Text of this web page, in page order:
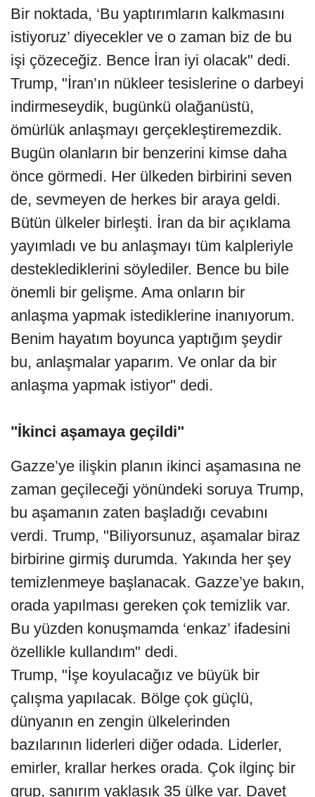
Bir noktada, ‘Bu yaptırımların kalkmasını
istiyoruz’ diyecekler ve o zaman biz de bu
işi çözeceğiz. Bence İran iyi olacak" dedi.
Trump, "İran’ın nükleer tesislerine o darbeyi
indirmeseydik, bugünkü olağanüstü,
ömürlük anlaşmayı gerçekleştiremezdik.
Bugün olanların bir benzerini kimse daha
önce görmedi. Her ülkeden birbirini seven
de, sevmeyen de herkes bir araya geldi.
Bütün ülkeler birleşti. İran da bir açıklama
yayımladı ve bu anlaşmayı tüm kalpleriyle
desteklediklerini söylediler. Bence bu bile
önemli bir gelişme. Ama onların bir
anlaşma yapmak istediklerine inanıyorum.
Benim hayatım boyunca yaptığım şeydir
bu, anlaşmalar yaparım. Ve onlar da bir
anlaşma yapmak istiyor" dedi.
"İkinci aşamaya geçildi"
Gazze’ye ilişkin planın ikinci aşamasına ne
zaman geçileceği yönündeki soruya Trump,
bu aşamanın zaten başladığı cevabını
verdi. Trump, "Biliyorsunuz, aşamalar biraz
birbirine girmiş durumda. Yakında her şey
temizlenmeye başlanacak. Gazze’ye bakın,
orada yapılması gereken çok temizlik var.
Bu yüzden konuşmamda ‘enkaz’ ifadesini
özellikle kullandım" dedi.
Trump, "İşe koyulacağız ve büyük bir
çalışma yapılacak. Bölge çok güçlü,
dünyanın en zengin ülkelerinden
bazılarının liderleri diğer odada. Liderler,
emirler, krallar herkes orada. Çok ilginç bir
grup, sanırım yaklaşık 35 ülke var. Davet